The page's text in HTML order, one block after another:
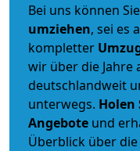
Bei uns können Sie
umziehen, sei es
kompletter
wir über die Jahre
deutschlandweit
unterwegs. Holen
Angebote und
Überblick über